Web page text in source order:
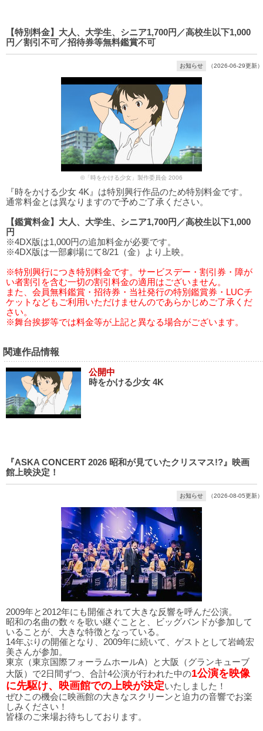
【特別料金】大人、大学生、シニア1,700円／高校生以下1,000
円／割引不可／招待券等無料鑑賞不可
お知らせ （2026-06-29更新）
©「時をかける少女」製作委員会 2006
『時をかける少女 4K』は特別興行作品のため特別料金です。
通常料金とは異なりますので予めご了承ください。
【鑑賞料金】大人、大学生、シニア1,700円／高校生以下1,000
円
※4DX版は1,000円の追加料金が必要です。
※4DX版は一部劇場にて8/21（金）より上映。
※特別興行につき特別料金です。サービスデー・割引券・障が
い者割引を含む一切の割引料金の適用はございません。
また、会員無料鑑賞・招待券・当社発行の特別鑑賞券・LUCチ
ケットなどもご利用いただけませんのであらかじめご了承くだ
さい。
※舞台挨拶等では料金等が上記と異なる場合がございます。
関連作品情報
公開中
時をかける少女 4K
『ASKA CONCERT 2026 昭和が見ていたクリスマス!?』映画
館上映決定！
お知らせ （2026-08-05更新）
2009年と2012年にも開催されて大きな反響を呼んだ公演。
昭和の名曲の数々を歌い継ぐことと、ビッグバンドが参加して
いることが、大きな特徴となっている。
14年ぶりの開催となり、2009年に続いて、ゲストとして岩崎宏
美さんが参加。
東京（東京国際フォーラムホールA）と大阪（グランキューブ
大阪）で2日間ずつ、合計4公演が行われた中の1公演を映像
に先駆け、映画館での上映が決定いたしました！
ぜひこの機会に映画館の大きなスクリーンと迫力の音響でお楽
しみください！
皆様のご来場お待ちしております。